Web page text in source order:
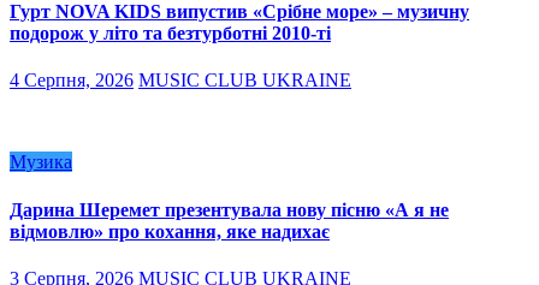
Гурт NOVA KIDS випустив «Срібне море» – музичну
подорож у літо та безтурботні 2010-ті
4 Серпня, 2026 MUSIC CLUB UKRAINE
Музика
Дарина Шеремет презентувала нову пісню «А я не
відмовлю» про кохання, яке надихає
3 Серпня, 2026 MUSIC CLUB UKRAINE